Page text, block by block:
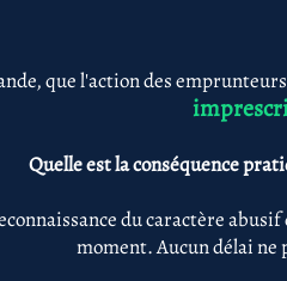
que l'action des
Quelle est la conséquence
du caractère
moment. Aucun délai ne